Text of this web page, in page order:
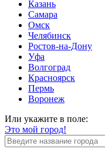
Казань
Самара
Омск
Челябинск
Ростов-на-Дону
Уфа
Волгоград
Красноярск
Пермь
Воронеж
Или укажите в поле:
Это мой город!